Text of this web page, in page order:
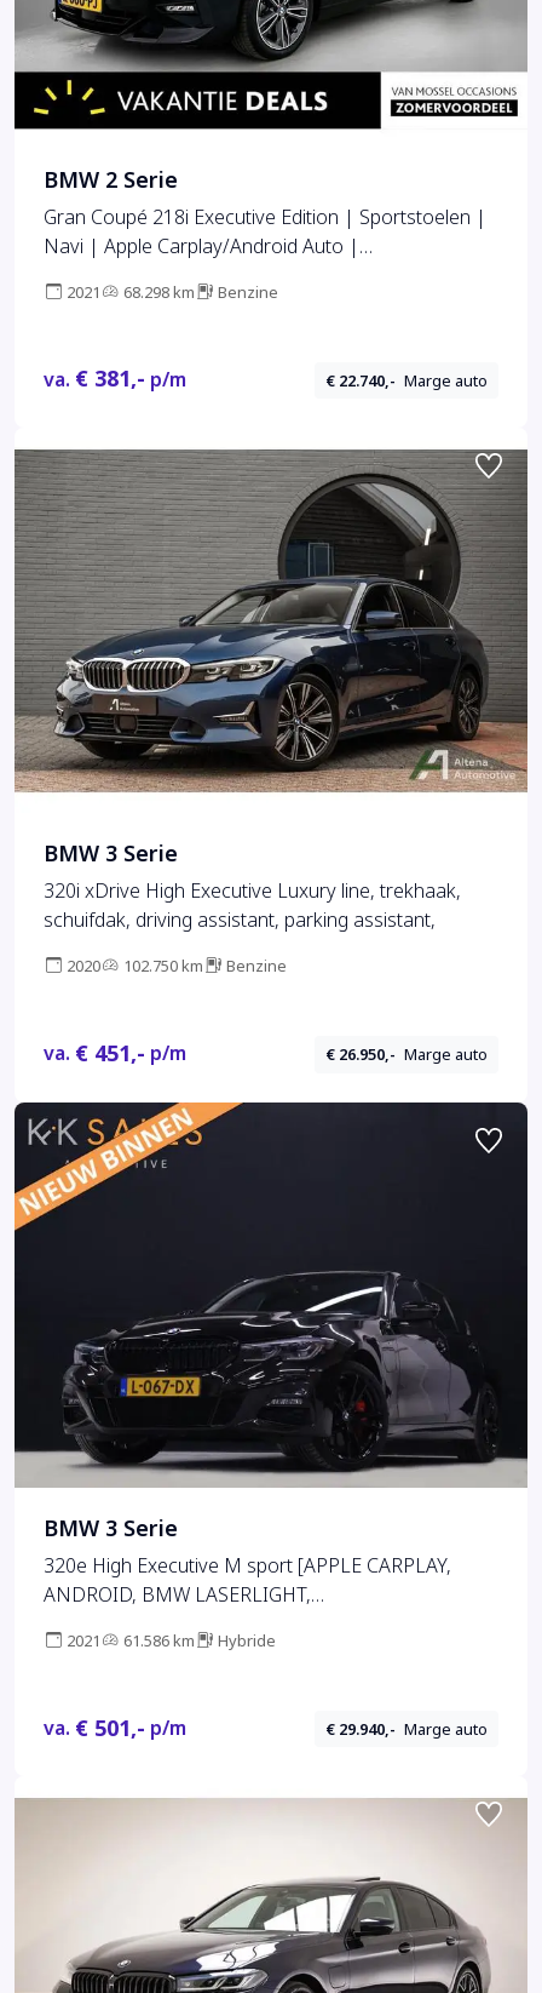
BMW 2 Serie
Gran Coupé 218i Executive Edition | Sportstoelen |
Navi | Apple Carplay/Android Auto |
2021 68.298 km Benzine
va. € 381,- p/m € 22.740,- Marge auto
BMW 3 Serie
320i xDrive High Executive Luxury line, trekhaak,
schuifdak, driving assistant, parking assistant,
2020 102.750 km Benzine
va. € 451,- p/m € 26.950,- Marge auto
BMW 3 Serie
320e High Executive M sport [APPLE CARPLAY,
ANDROID, BMW LASERLIGHT,
CRUISE CONTROL, DIGITAL DASH, CLIMATE
2021 61.586 km Hybride
va. € 501,- p/m € 29.940,- Marge auto